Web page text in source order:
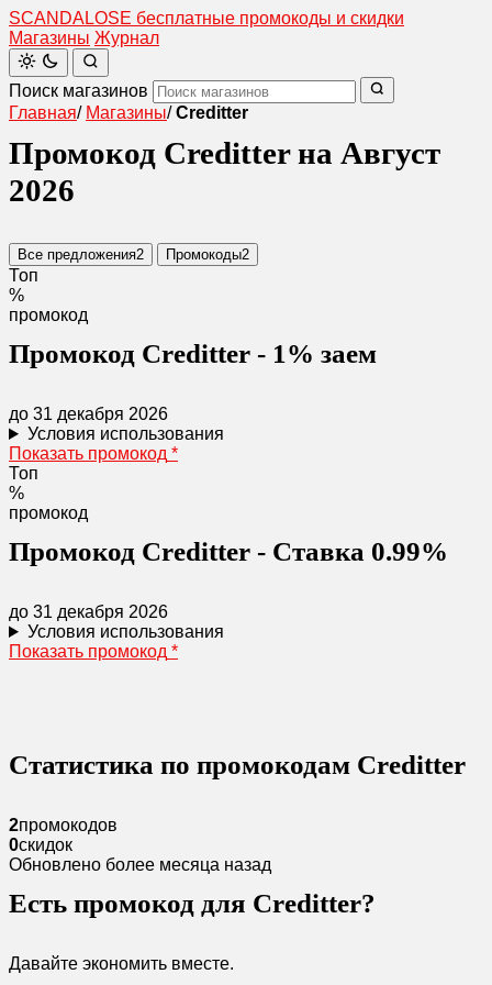
SCANDALOSE бесплатные промокоды и скидки
Магазины Журнал
Поиск магазинов
Главная/ Магазины/ Creditter
Промокод Creditter на Август
2026
Все предложения2 Промокоды2
Топ
%
промокод
Промокод Creditter - 1% заем
до 31 декабря 2026
Условия использования
Показать промокод *
Топ
%
промокод
Промокод Creditter - Ставка 0.99%
до 31 декабря 2026
Условия использования
Показать промокод *
Статистика по промокодам Creditter
2промокодов
0скидок
Обновлено более месяца назад
Есть промокод для Creditter?
Давайте экономить вместе.